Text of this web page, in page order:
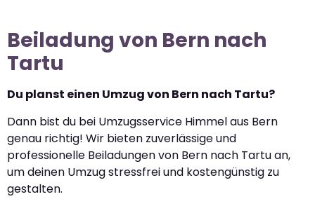
Beiladung von Bern nach
Tartu
Du planst einen Umzug von Bern nach Tartu?
Dann bist du bei Umzugsservice Himmel aus Bern
genau richtig! Wir bieten zuverlässige und
professionelle Beiladungen von Bern nach Tartu an,
um deinen Umzug stressfrei und kostengünstig zu
gestalten.